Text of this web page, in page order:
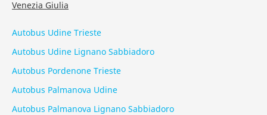
Venezia Giulia
Autobus Udine Trieste
Autobus Udine Lignano Sabbiadoro
Autobus Pordenone Trieste
Autobus Palmanova Udine
Autobus Palmanova Lignano Sabbiadoro